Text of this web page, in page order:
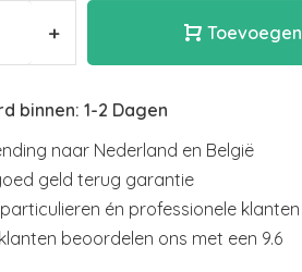
+ Toevoegen
binnen: 1-2 Dagen
naar Nederland en België
geld terug garantie
én professionele klanten
beoordelen ons met een 9.6